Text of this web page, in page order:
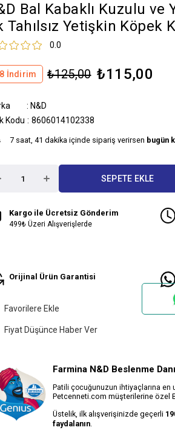
Bal Kabaklı Kuzulu
Tahılsız Yetişkin Köpek
0.0
8 İndirim ₺125,00 ₺115,00
: N&D
Kodu
8606014102338
7 saat, 41 dakika içinde sipariş verirsen bugün
Kargo ile Ücretsiz Gönderim
499₺ Üzeri Alışverişlerde
Orijinal Ürün Garantisi
Favorilere Ekle
Fiyat Düşünce Haber Ver
Farmina N&D Beslenme
Patili çocuğunuzun ihtiyaçlarına en
Petcenneti.com müşterilerine özel
Üstelik, ilk alışverişinizde geçerli
faydalanın.